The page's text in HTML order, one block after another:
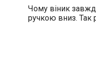
Чому віник
ручкою вниз. Так